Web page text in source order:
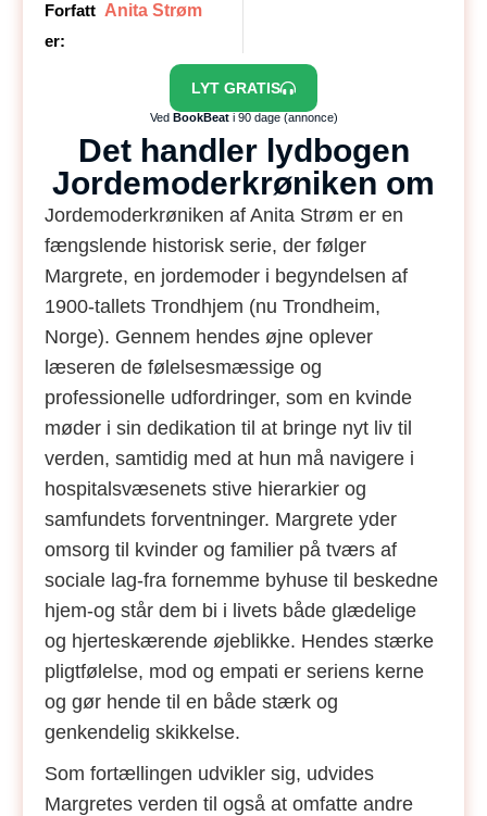
Forfatt
er:
Anita Strøm
LYT GRATIS
Ved BookBeati 90 dage (annonce)
Det handler lydbogen
Jordemoderkrøniken om
Jordemoderkrøniken af Anita Strøm er en
fængslende historisk serie, der følger
Margrete, en jordemoder i begyndelsen af
1900-tallets Trondhjem (nu Trondheim,
Norge). Gennem hendes øjne oplever
læseren de følelsesmæssige og
professionelle udfordringer, som en kvinde
møder i sin dedikation til at bringe nyt liv til
verden, samtidig med at hun må navigere i
hospitalsvæsenets stive hierarkier og
samfundets forventninger. Margrete yder
omsorg til kvinder og familier på tværs af
sociale lag-fra fornemme byhuse til beskedne
hjem-og står dem bi i livets både glædelige
og hjerteskærende øjeblikke. Hendes stærke
pligtfølelse, mod og empati er seriens kerne
og gør hende til en både stærk og
genkendelig skikkelse.
Som fortællingen udvikler sig, udvides
Margretes verden til også at omfatte andre